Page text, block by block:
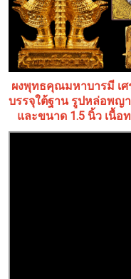
ผงพุทธคุณมหาบารมี เ
บรรจุใต้ฐาน รูปหล่อพญ
และขนาด 1.5 นิ้ว เนื้อ